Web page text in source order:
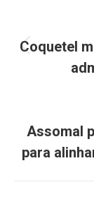
post:
Coquetel
Assomal
para